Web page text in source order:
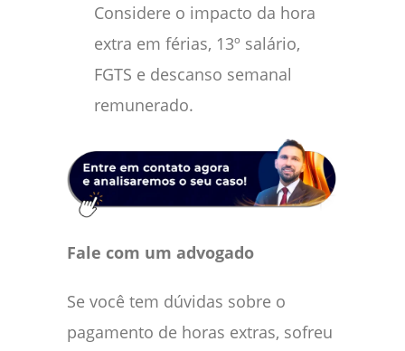
Considere o impacto da hora
extra em férias, 13º salário,
FGTS e descanso semanal
remunerado.
Fale com um advogado
Se você tem dúvidas sobre o
pagamento de horas extras, sofreu